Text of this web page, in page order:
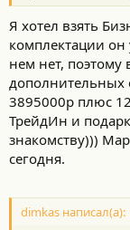
Я хотел взять
комплектации он
нем нет, поэтому
дополнительных
3895000р плюс
ТрейдИн и
знакомству)))
сегодня.
dimkas написал(а):